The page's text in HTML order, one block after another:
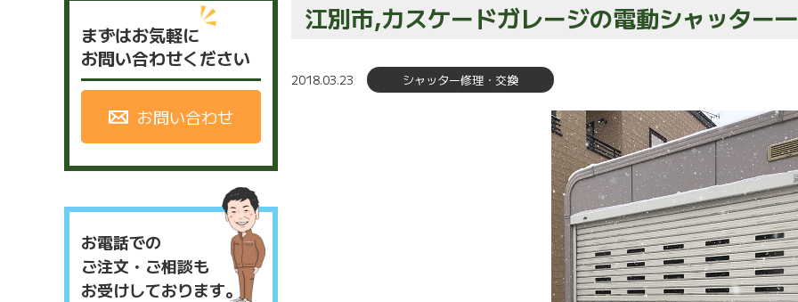
まずはお気軽に
お問い合わせください
お問い合わせ
お電話での
ご注文・ご相談も
お受けしております。
江別市,カスケードガレージの電動シャッター
2018.03.23 シャッター修理・交換